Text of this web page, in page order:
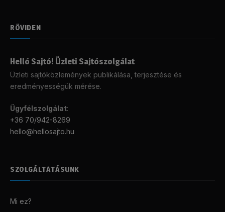
RÖVIDEN
Helló Sajtó! Üzleti Sajtószolgálat
Üzleti sajtóközlemények publikálása, terjesztése és
eredményességük mérése.
Ügyfélszolgálat:
+36 70/942-8269
hello@hellosajto.hu
SZOLGÁLTATÁSUNK
Mi ez?